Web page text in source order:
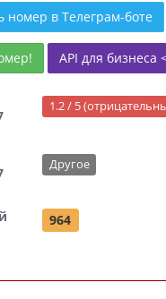
номер в Телеграм-боте
API для бизнеса
1.2 / 5
Другое
964